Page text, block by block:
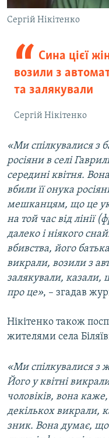
Сергій Нікітенко
Сина цієї
возили з
та залякували
Сергій Нікітенко
«Ми спілкувалися з
росіяни в селі
середині квітня.
вбили її онука
мешканцям, що це
на той час від лінії
далеко і ніякого
вбивства, його
викрали, возили з
залякували, казали,
про це», – згадав
Нікітенко також
жителями села
«Ми спілкувалися з
Його у квітні
чоловіків, вона
декількох викрали,
зник. Вона думає, що